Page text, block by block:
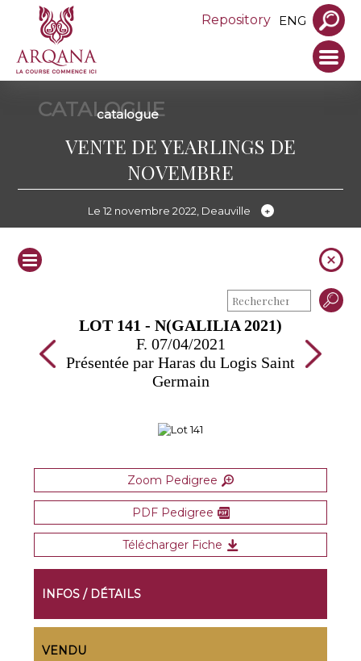
Repository ENG
CATALOGUE
catalogue
VENTE DE YEARLINGS DE
NOVEMBRE
Le 12 novembre 2022, Deauville
LOT 141 - N(GALILIA 2021)
F. 07/04/2021
Présentée par Haras du Logis Saint
Germain
Zoom Pedigree
PDF Pedigree
Télécharger Fiche
INFOS / DÉTAILS
VENDU